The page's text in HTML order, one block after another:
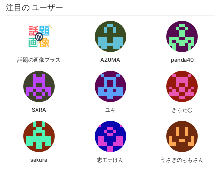
注目の ユーザー
話題の画像プラス AZUMA panda40
SARA ユキ きらたむ
sakura 志モナけん うさぎのももさん